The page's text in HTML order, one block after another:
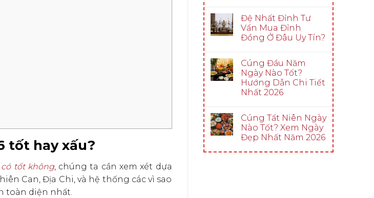
tốt hay xấu?
tốt không, chúng ta cần xem xét dựa
Can, Địa Chi, và hệ thống các vì sao
toàn diện nhất.
Đệ Nhất Đỉnh Tư
Vấn Mua Đỉnh
Đồng Ở Đâu Uy Tín?
Cúng Đầu Năm
Ngày Nào Tốt?
Hướng Dẫn Chi Tiết
Nhất 2026
Cúng Tất Niên Ngày
Nào Tốt? Xem Ngày
Đẹp Nhất Năm 2026